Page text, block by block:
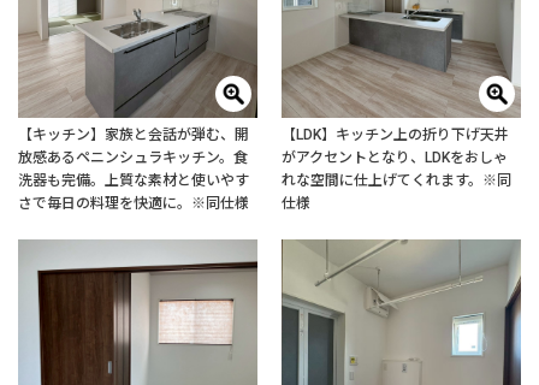
【キッチン】家族と会話が弾む、開
放感あるペニンシュラキッチン。食
洗器も完備。上質な素材と使いやす
さで毎日の料理を快適に。※同仕様
【LDK】キッチン上の折り下げ天井
がアクセントとなり、LDKをおしゃ
れな空間に仕上げてくれます。※同
仕様